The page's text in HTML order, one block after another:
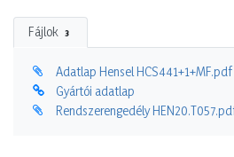
Fájlok 3
Adatlap Hensel HCS441+1+MF.pdf
Gyártói adatlap
Rendszerengedély